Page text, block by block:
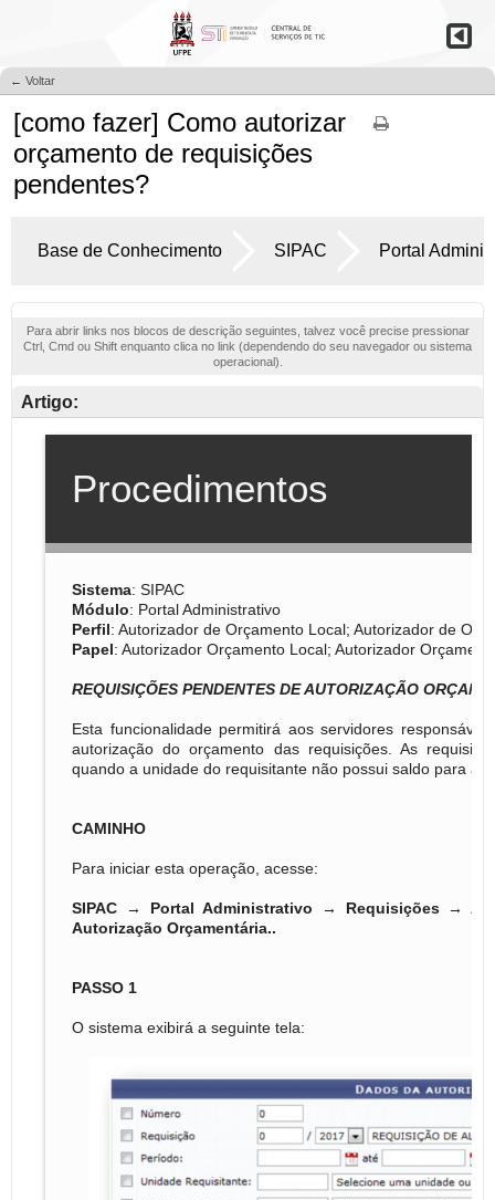
← Voltar
[como fazer] Como autorizar
orçamento de requisições
pendentes?
Base de Conhecimento SIPAC Portal
Para abrir links nos blocos de descrição seguintes, talvez você precise pressionar
Ctrl, Cmd ou Shift enquanto clica no link (dependendo do seu navegador ou sistema
operacional).
Artigo: